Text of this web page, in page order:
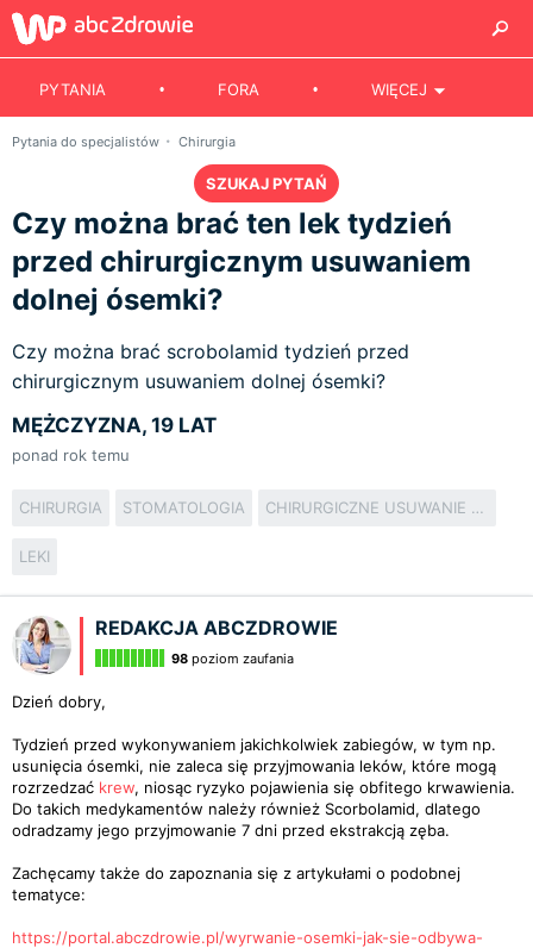
PYTANIA FORA WIĘCEJ
Pytania do specjalistów Chirurgia
SZUKAJ PYTAŃ
Czy można brać ten lek tydzień
przed chirurgicznym usuwaniem
dolnej ósemki?
Czy można brać scrobolamid tydzień przed
chirurgicznym usuwaniem dolnej ósemki?
MĘŻCZYZNA, 19 LAT
ponad rok temu
CHIRURGIA STOMATOLOGIA CHIRURGICZNE USUWANIE ZĘBÓW
LEKI
REDAKCJA ABCZDROWIE
98 poziom zaufania
Dzień dobry,
Tydzień przed wykonywaniem jakichkolwiek zabiegów, w tym np.
usunięcia ósemki, nie zaleca się przyjmowania leków, które mogą
rozrzedzać krew, niosąc ryzyko pojawienia się obfitego krwawienia.
Do takich medykamentów należy również Scorbolamid, dlatego
odradzamy jego przyjmowanie 7 dni przed ekstrakcją zęba.
Zachęcamy także do zapoznania się z artykułami o podobnej
tematyce:
https://portal.abczdrowie.pl/wyrwanie-osemki-jak-sie-odbywa-